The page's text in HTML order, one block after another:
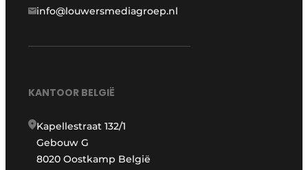
info@louwersmediagroep.nl
KANTOOR BELGIË
Kapellestraat 132/1
Gebouw G
8020 Oostkamp België